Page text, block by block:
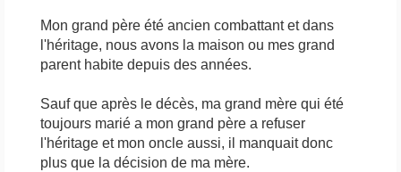
Mon grand père été ancien combattant et dans
l'héritage, nous avons la maison ou mes grand
parent habite depuis des années.
Sauf que après le décès, ma grand mère qui été
toujours marié a mon grand père a refuser
l'héritage et mon oncle aussi, il manquait donc
plus que la décision de ma mère.